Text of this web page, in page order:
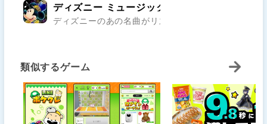
ディズニー ミュージックパレード
ディズニーのあの名曲がリズムゲームで楽しめる！
類似するゲーム